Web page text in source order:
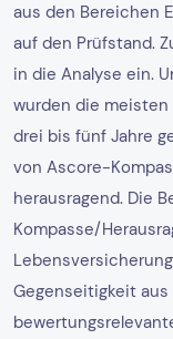
aus den Bereichen
auf den Prüfstand.
in die Analyse ein.
wurden die meisten
drei bis fünf Jahre
von Ascore-
herausragend. Die
Kompasse/
Gegenseitigkeit aus